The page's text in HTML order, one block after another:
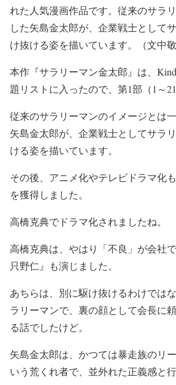
れた人気漫画作品です。従来のサラ
した矢島金太郎が、企業戦士として
け抜ける姿を描いています。（文中敬
本作『サラリーマン金太郎』は、
題リストに入ったので、第1部（1～
従来のサラリーマンのイメージとは
矢島金太郎が、企業戦士としてサラ
ける姿を描いています。
その後、アニメ化やテレビドラマ化
を獲得しました。
高橋克典でドラマ化されましたね。
高橋克典は、やはり「不良」が会社
只野仁』も演じました。
あちらは、別に駆け抜けるわけでは
ラリーマンで、裏の顔として会長に
る話でしたけど。
矢島金太郎は、かつては暴走族のリ
いう荒くれ者で、並外れた正義感と